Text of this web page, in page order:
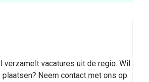
verzamelt vacatures uit de regio. Wil
Neem contact met ons op